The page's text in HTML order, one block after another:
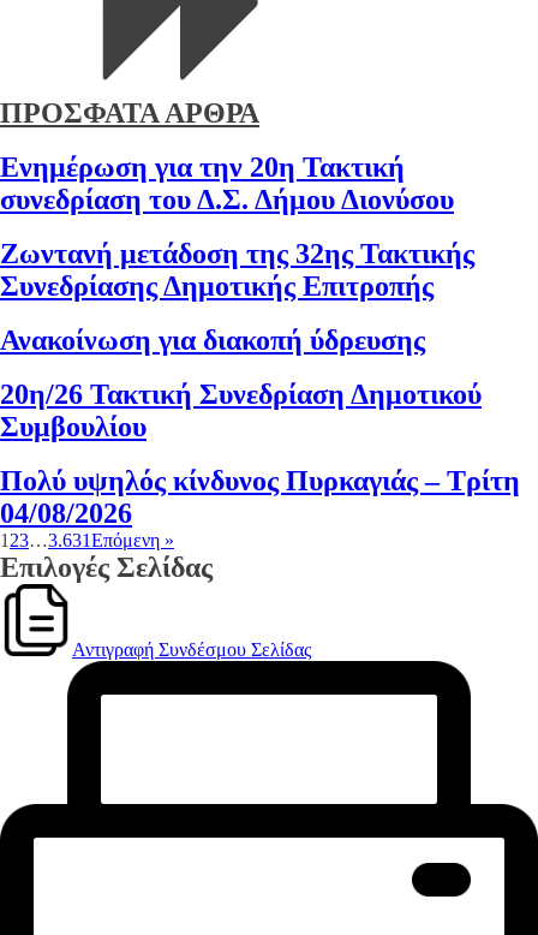
ΠΡΟΣΦΑΤΑ ΑΡΘΡΑ
Ενημέρωση για την 20η Τακτική
συνεδρίαση του Δ.Σ. Δήμου Διονύσου
Ζωντανή μετάδοση της 32ης Τακτικής
Συνεδρίασης Δημοτικής Επιτροπής
Ανακοίνωση για διακοπή ύδρευσης
20η/26 Τακτική Συνεδρίαση Δημοτικού
Συμβουλίου
Πολύ υψηλός κίνδυνος Πυρκαγιάς – Τρίτη
04/08/2026
1 23…3.631Επόμενη »
Επιλογές Σελίδας
Αντιγραφή Συνδέσμου Σελίδας